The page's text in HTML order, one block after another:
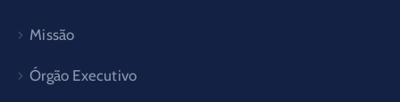
Missão
Órgão Executivo